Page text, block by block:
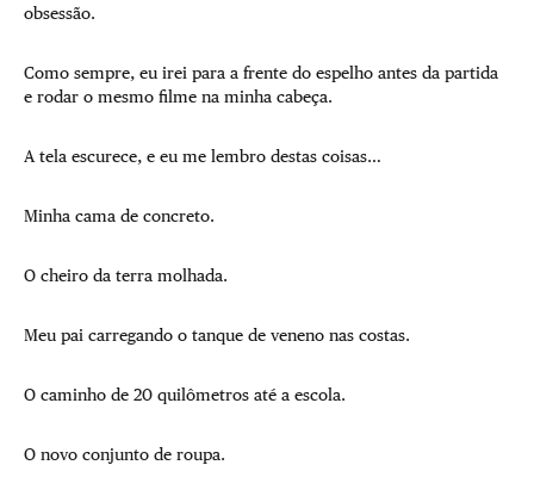
obsessão.
Como sempre, eu irei para a frente do espelho antes da partida
e rodar o mesmo filme na minha cabeça.
A tela escurece, e eu me lembro destas coisas…
Minha cama de concreto.
O cheiro da terra molhada.
Meu pai carregando o tanque de veneno nas costas.
O caminho de 20 quilômetros até a escola.
O novo conjunto de roupa.